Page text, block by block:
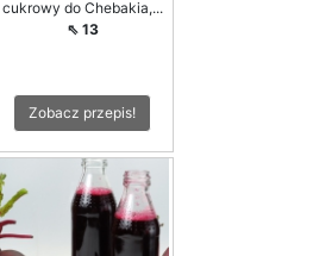
cukrowy do Chebakia,...
⇖ 13
Zobacz przepis!